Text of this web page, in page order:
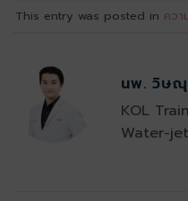
This entry was posted in ควา
นพ. วิษณุ
KOL
Water-jet